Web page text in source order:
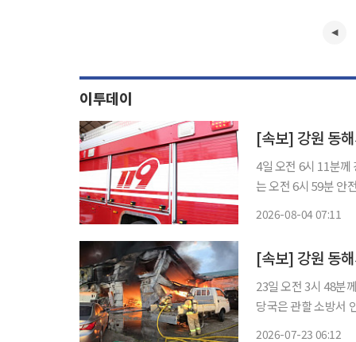
이투데이
[속보] 강원 동
4일 오전 6시 11분께
는 오전 6시 59분 안
2026-08-04 07:11
[속보] 강원 동
23일 오전 3시 48분
당국은 관할 소방서
2026-07-23 06:12